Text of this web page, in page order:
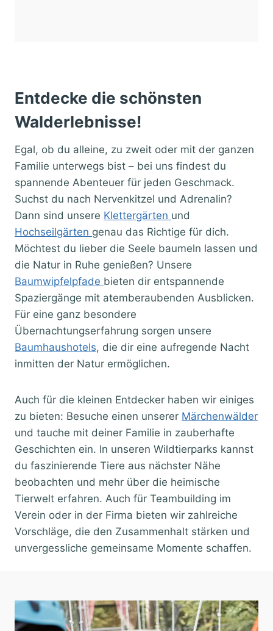
Entdecke die schönsten
Walderlebnisse!
Egal, ob du alleine, zu zweit oder mit der ganzen
Familie unterwegs bist – bei uns findest du
spannende Abenteuer für jeden Geschmack.
Suchst du nach Nervenkitzel und Adrenalin?
Dann sind unsere Klettergärten und
Hochseilgärten genau das Richtige für dich.
Möchtest du lieber die Seele baumeln lassen und
die Natur in Ruhe genießen? Unsere
Baumwipfelpfade bieten dir entspannende
Spaziergänge mit atemberaubenden Ausblicken.
Für eine ganz besondere
Übernachtungserfahrung sorgen unsere
Baumhaushotels, die dir eine aufregende Nacht
inmitten der Natur ermöglichen.
Auch für die kleinen Entdecker haben wir einiges
zu bieten: Besuche einen unserer Märchenwälder
und tauche mit deiner Familie in zauberhafte
Geschichten ein. In unseren Wildtierparks kannst
du faszinierende Tiere aus nächster Nähe
beobachten und mehr über die heimische
Tierwelt erfahren. Auch für Teambuilding im
Verein oder in der Firma bieten wir zahlreiche
Vorschläge, die den Zusammenhalt stärken und
unvergessliche gemeinsame Momente schaffen.